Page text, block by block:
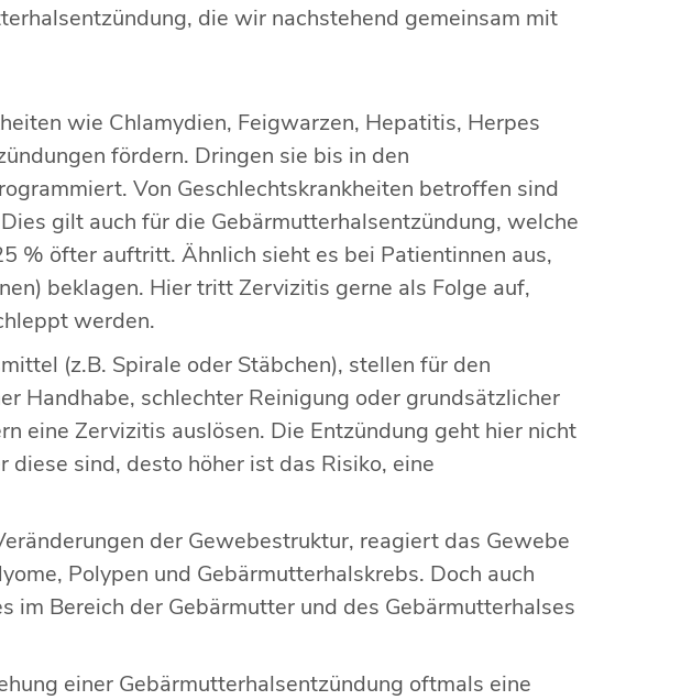
die wir nachstehend gemeinsam mit
wie Chlamydien, Feigwarzen, Hepatitis, Herpes
fördern. Dringen sie bis in den
Von Geschlechtskrankheiten betroffen sind
gilt auch für die Gebärmutterhalsentzündung, welche
% öfter auftritt. Ähnlich sieht es bei Patientinnen aus,
beklagen. Hier tritt Zervizitis gerne als Folge auf,
werden.
(z.B. Spirale oder Stäbchen), stellen für den
Handhabe, schlechter Reinigung oder grundsätzlicher
eine Zervizitis auslösen. Die Entzündung geht hier nicht
diese sind, desto höher ist das Risiko, eine
der Gewebestruktur, reagiert das Gewebe
Polypen und Gebärmutterhalskrebs. Doch auch
im Bereich der Gebärmutter und des Gebärmutterhalses
einer Gebärmutterhalsentzündung oftmals eine